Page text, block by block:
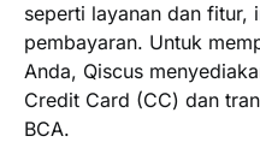
seperti layanan dan fitur,
pembayaran. Untuk
Anda, Qiscus
Credit Card (CC) dan
BCA.